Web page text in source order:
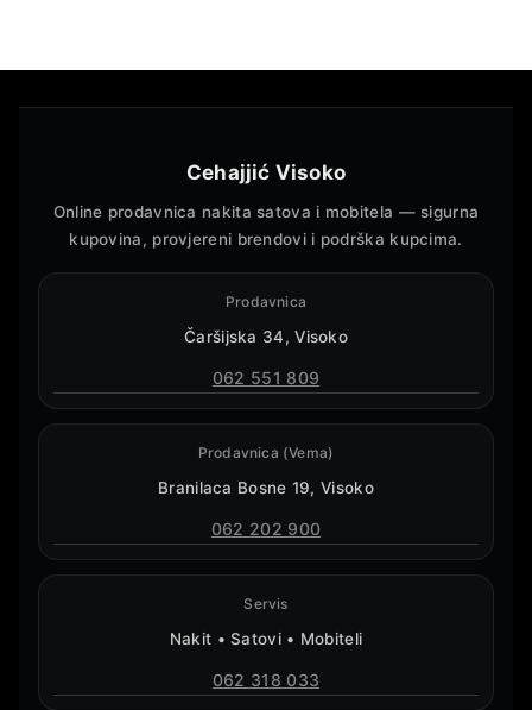
Cehajjić Visoko
Online prodavnica nakita satova i mobitela — sigurna
kupovina, provjereni brendovi i podrška kupcima.
Prodavnica
Čaršijska 34, Visoko
062 551 809
Prodavnica (Vema)
Branilaca Bosne 19, Visoko
062 202 900
Servis
Nakit • Satovi • Mobiteli
062 318 033